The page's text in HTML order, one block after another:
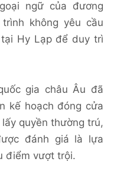
ngữ của đương
không yêu cầu
Hy Lạp để duy trì
gia châu Âu đã
kế hoạch đóng cửa
quyền thường trú,
đánh giá là lựa
điểm vượt trội.